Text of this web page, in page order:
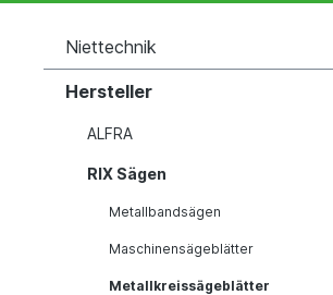
Niettechnik
Hersteller
ALFRA
RIX Sägen
Metallbandsägen
Maschinensägeblätter
Metallkreissägeblätter